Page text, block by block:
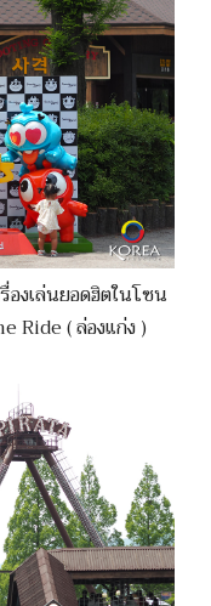
งเล่นยอดฮิตในโซน
Ride ( ล่องแก่ง )